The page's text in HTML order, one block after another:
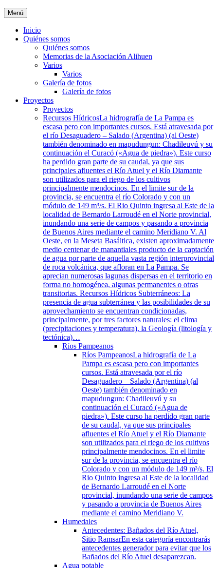
Menú
Inicio
Quiénes somos
Quiénes somos
Memorias de la Asociación Alihuen
Varios
Varios
Galería de fotos
Galería de fotos
Proyectos
Proyectos
Recursos HídricosLa hidrografía de La Pampa es
escasa pero con importantes cursos. Está atravesada por
el río Desaguadero – Salado (Argentina) (al Oeste)
también denominado en mapudungun: Chadileuvú y su
continuación el Curacó («Agua de piedra»). Este curso
ha perdido gran parte de su caudal, ya que sus
principales afluentes el Río Atuel y el Río Diamante
son utilizados para el riego de los cultivos
principalmente mendocinos. En el limite sur de la
provincia, se encuentra el río Colorado y con un
módulo de 149 m³/s. El Rio Quinto ingresa al Este de la
localidad de Bernardo Larroudé en el Norte provincial,
inundando una serie de campos y pasando a provincia
de Buenos Aires mediante el camino Meridiano V. Al
Oeste, en la Meseta Basáltica, existen aproximadamente
medio centenar de manantiales producto de la captación
de agua por parte de aquella vasta región interprovincial
de roca volcánica, que afloran en La Pampa. Se
aprecian numerosas lagunas dispersas en el territorio en
forma no homogénea, algunas permanentes o otras
transitorias. Recursos Hídricos Subterráneos: La
presencia de agua subterránea y las posibilidades de su
aprovechamiento se encuentran condicionadas,
principalmente, por tres factores naturales: el clima
(precipitaciones y temperatura), la Geología (litología y
tectónica)…
Ríos Pampeanos
Ríos PampeanosLa hidrografía de La
Pampa es escasa pero con importantes
cursos. Está atravesada por el río
Desaguadero – Salado (Argentina) (al
Oeste) también denominado en
mapudungun: Chadileuvú y su
continuación el Curacó («Agua de
piedra»). Este curso ha perdido gran parte
de su caudal, ya que sus principales
afluentes el Río Atuel y el Río Diamante
son utilizados para el riego de los cultivos
principalmente mendocinos. En el limite
sur de la provincia, se encuentra el río
Colorado y con un módulo de 149 m³/s. El
Rio Quinto ingresa al Este de la localidad
de Bernardo Larroudé en el Norte
provincial, inundando una serie de campos
y pasando a provincia de Buenos Aires
mediante el camino Meridiano V.
Humedales
Antecedentes: Bañados del Río Atuel,
Sitio RamsarEn esta categoría encontrarás
antecedentes generador para evitar que los
Bañados del Río Atuel desaparezcan.
Agua potable